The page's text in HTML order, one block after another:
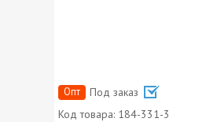
Опт
Под заказ
Код товара: 184-331-3